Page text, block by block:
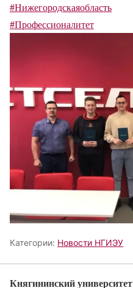
#Нижегородскаяобласть
#Профессионалитет
Категории: Новости НГИЭУ
Княгининский университет